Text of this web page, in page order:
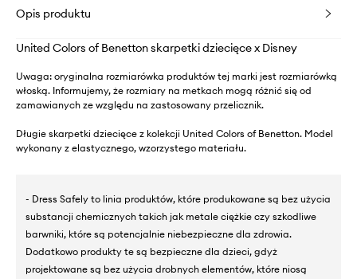
Opis produktu
United Colors of Benetton skarpetki dziecięce x Disney
Uwaga: oryginalna rozmiarówka produktów tej marki jest rozmiarówką
włoską. Informujemy, że rozmiary na metkach mogą różnić się od
zamawianych ze względu na zastosowany przelicznik.
Długie skarpetki dziecięce z kolekcji United Colors of Benetton. Model
wykonany z elastycznego, wzorzystego materiału.
- Dress Safely to linia produktów, które produkowane są bez użycia
substancji chemicznych takich jak metale ciężkie czy szkodliwe
barwniki, które są potencjalnie niebezpieczne dla zdrowia.
Dodatkowo produkty te są bezpieczne dla dzieci, gdyż
projektowane są bez użycia drobnych elementów, które niosą